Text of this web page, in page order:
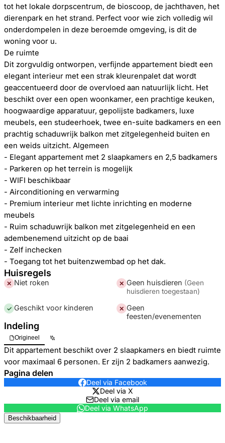
tot het lokale dorpscentrum, de bioscoop, de jachthaven, het
dierenpark en het strand. Perfect voor wie zich volledig wil
onderdompelen in deze beroemde omgeving, is dit de
woning voor u.
De ruimte
Dit zorgvuldig ontworpen, verfijnde appartement biedt een
elegant interieur met een strak kleurenpalet dat wordt
geaccentueerd door de overvloed aan natuurlijk licht. Het
beschikt over een open woonkamer, een prachtige keuken,
hoogwaardige apparatuur, gepolijste badkamers, luxe
meubels, een studeerhoek, twee en-suite badkamers en een
prachtig schaduwrijk balkon met zitgelegenheid buiten en
een weids uitzicht. Algemeen
- Elegant appartement met 2 slaapkamers en 2,5 badkamers
- Parkeren op het terrein is mogelijk
- WIFI beschikbaar
- Airconditioning en verwarming
- Premium interieur met lichte inrichting en moderne
meubels
- Ruim schaduwrijk balkon met zitgelegenheid en een
adembenemend uitzicht op de baai
- Zelf inchecken
- Toegang tot het buitenzwembad op het dak.
Huisregels
✕ Niet roken ✕ Geen huisdieren (Geen
huisdieren toegestaan)
✓ Geschikt voor kinderen ✕ Geen
feesten/evenementen
Indeling
Origineel
Dit appartement beschikt over 2 slaapkamers en biedt ruimte
voor maximaal 6 personen. Er zijn 2 badkamers aanwezig.
Pagina delen
Deel via Facebook
Deel via X
Deel via email
Deel via WhatsApp
Beschikbaarheid